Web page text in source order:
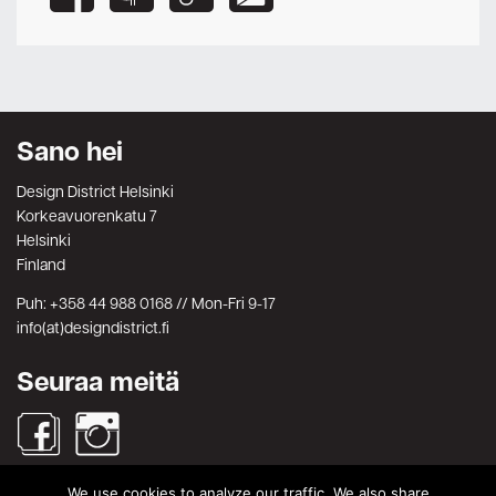
Sano hei
Design District Helsinki
Korkeavuorenkatu 7
Helsinki
Finland
Puh: +358 44 988 0168 // Mon-Fri 9-17
info(at)designdistrict.fi
Seuraa meitä